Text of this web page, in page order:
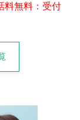
料無料：受付